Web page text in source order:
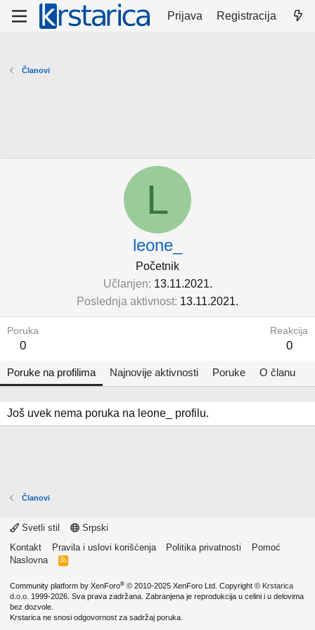
Prijava Registracija
Članovi
L
leone_
Početnik
Učlanjen 13.11.2021.
Poslednja aktivnost 13.11.2021.
Poruka
0
Reakcija
0
Poruke na profilima Najnovije aktivnosti Poruke O članu
Još uvek nema poruka na leone_ profilu.
Članovi
Svetli stil
Srpski
Kontakt
Pravila i uslovi korišćenja Politika privatnosti
Pomoć
Naslovna
R
Community platform by XenForo® © 2010-2025 XenForo Ltd. Copyright © Krstarica
d.o.o. 1999-2026. Sva prava zadržana. Zabranjena je reprodukcija u celini i u delovima
bez dozvole.
Krstarica ne snosi odgovornost za sadržaj poruka.